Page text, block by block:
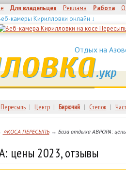
Для владельцев Реклама Работа
камеры Кирилловки онлайн ↓
Отдых на
.укр
Пересыпь | Центр | Бирючий | Степок |
⭐КОСА ПЕРЕСЫПЬ→ База отдыха АВРОРА:
цены 2023, отзывы